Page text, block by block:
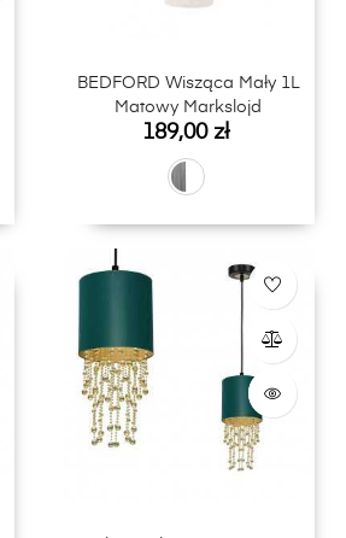
BEDFORD Wisząca Mały 1L
Matowy Markslojd
Cena
189,00 zł